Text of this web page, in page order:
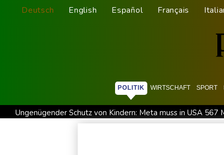
Deutsch English Español Français
POLITIK WIRTSCHAFT SPORT
Ungenügender Schutz von Kindern: Meta muss in USA 567